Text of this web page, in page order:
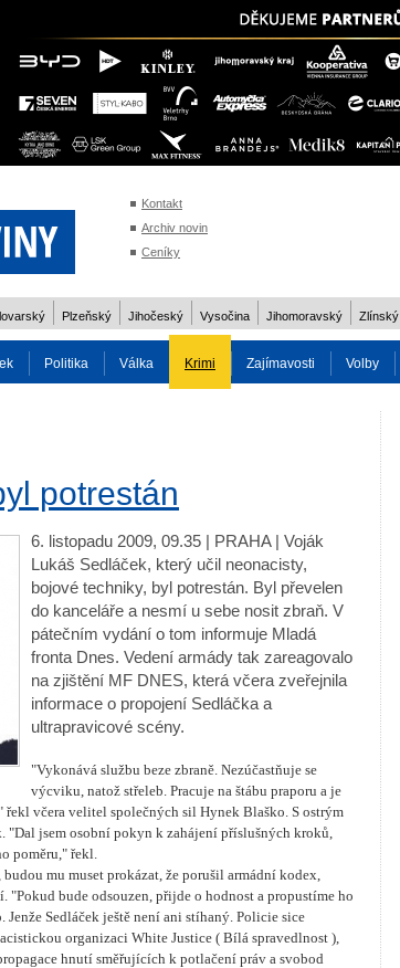
Kontakt
Archiv novin
Ceníky
Plzeňský Jihočeský Vysočina Jihomoravský Zlínský
Politika Válka Krimi Zajímavosti Volby
potrestán
6. listopadu 2009, 09.35 | PRAHA | Voják
Lukáš Sedláček, který učil neonacisty,
bojové techniky, byl potrestán. Byl převelen
do kanceláře a nesmí u sebe nosit zbraň. V
pátečním vydání o tom informuje Mladá
fronta Dnes. Vedení armády tak zareagovalo
na zjištění MF DNES, která včera zveřejnila
informace o propojení Sedláčka a
ultrapravicové scény.
"Vykonává službu beze zbraně. Nezúčastňuje se
výcviku, natož střeleb. Pracuje na štábu praporu a je
včera velitel společných sil Hynek Blaško. S ostrým
jsem osobní pokyn k zahájení příslušných kroků,
poměru," řekl.
mu muset prokázat, že porušil armádní kodex,
"Pokud bude odsouzen, přijde o hodnost a propustíme ho
Sedláček ještě není ani stíhaný. Policie sice
organizaci White Justice ( Bílá spravedlnost ),
hnutí směřujících k potlačení práv a svobod